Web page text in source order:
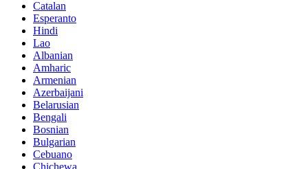
Catalan
Esperanto
Hindi
Lao
Albanian
Amharic
Armenian
Azerbaijani
Belarusian
Bengali
Bosnian
Bulgarian
Cebuano